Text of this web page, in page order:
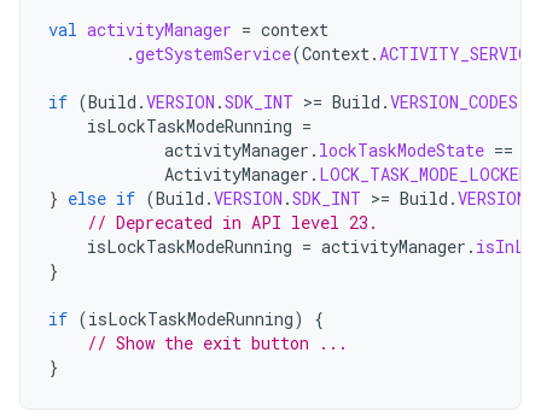
val activityManager = context
.getSystemService(Context.ACTIVITY_SERVICE
if (Build .VERSION .SDK_INT >= Build .VERSION_CODES
isLockTaskModeRunning =
activityManager . lockTaskModeState ==
ActivityManager . LOCK_TASK_MODE_LOCKED
} else if (Build .VERSION .SDK_INT >= Build .
// Deprecated in API level 23.
isLockTaskModeRunning = activityManager .
}
if (isLockTaskModeRunning)
{
// Show the exit button ...
}